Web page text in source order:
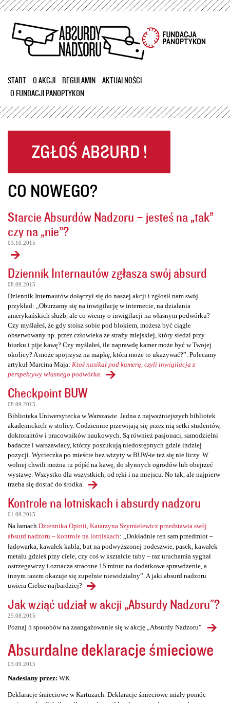
Przejdź
treści
START O AKCJI REGULAMIN
AKTUALNOŚCI
O FUNDACJI PANOPTYKON
CO NOWEGO?
Starcie Absurdów Nadzoru – jesteś na „tak”
czy na „nie”?
03.10.2015
Dziennik Internautów zgłasza swój absurd
08.09.2015
Dziennik Internautów dołączył się do naszej akcji i zgłosił nam swój
przykład: „Oburzamy się na inwigilację w internecie, na działania
amerykańskich służb, ale co wiemy o inwigilacji na własnym podwórku?
Czy myślałeś, że gdy stoisz sobie pod blokiem, możesz być ciągle
obserwowany np. przez człowieka ze straży miejskiej, który siedzi przy
biurku i pije kawę? Czy myślałeś, ile naprawdę kamer może być w Twojej
okolicy? A może spojrzysz na mapkę, która może to ukazywać?”. Polecamy
artykuł Marcina Maja: Ktoś nasikał pod kamerą, czyli inwigilacja z
perspektywy własnego podwórka
Checkpoint BUW
08.09.2015
Biblioteka Uniwersytecka w Warszawie. Jedna z najważniejszych bibliotek
akademickich w stolicy. Codziennie przewijają się przez nią setki studentów,
doktorantów i pracowników naukowych. Są również pasjonaci, samodzielni
badacze i warszawiacy, którzy poszukują niedostępnych gdzie indziej
pozycji. Wycieczka po mieście bez wizyty w BUW-ie też się nie liczy. W
wolnej chwili można tu pójść na kawę, do słynnych ogrodów lub obejrzeć
wystawę. Wszystko dla wszystkich, od ręki i na miejscu. No tak, ale najpierw
trzeba się dostać do środka.
Kontrole na lotniskach i absurdy nadzoru
01.09.2015
Na łamach Dziennika Opinii, Katarzyna Szymielewicz przedstawia swój
absurd nadzoru – kontrole na lotniskach: „Dokładnie ten sam przedmiot –
ładowarka, kawałek kabla, but na podwyższonej podeszwie, pasek, kawałek
metalu gdzieś przy ciele, czy coś w kształcie tuby – raz uruchamia sygnał
ostrzegawczy i oznacza stracone 15 minut na dodatkowe sprawdzenie, a
innym razem okazuje się zupełnie niewidzialny”. A jaki absurd nadzoru
uwiera Ciebie najbardziej?
Jak wziąć udział w akcji „Absurdy Nadzoru"?
25.08.2015
Poznaj 5 sposobów na zaangażowanie się w akcję „Absurdy Nadzoru".
Absurdalne deklaracje śmieciowe
03.09.2015
Nadesłany przez: WK
Deklaracje śmieciowe w Kartuzach. Deklaracje śmieciowe miały pomóc